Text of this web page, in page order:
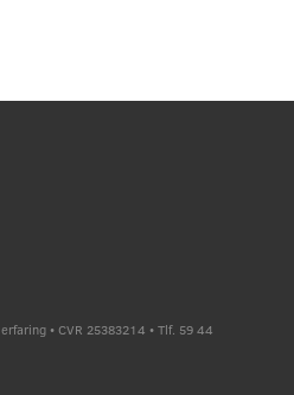
• CVR 25383214 • Tlf. 59 44